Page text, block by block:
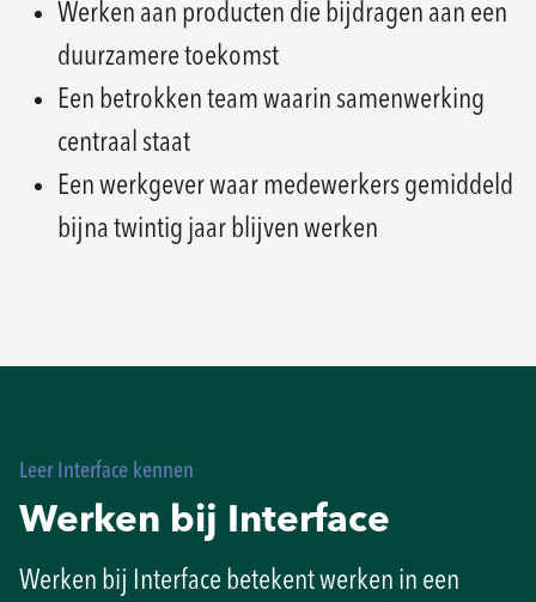
Werken aan producten die bijdragen aan een
duurzamere toekomst
Een betrokken team waarin samenwerking
centraal staat
Een werkgever waar medewerkers gemiddeld
bijna twintig jaar blijven werken
Leer Interface kennen
Werken bij Interface
Werken bij Interface betekent werken in een